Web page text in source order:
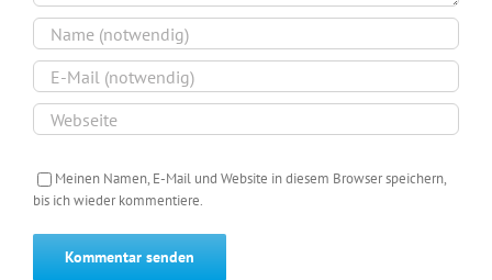
Meinen Namen, E-Mail und Website in diesem Browser speichern,
bis ich wieder kommentiere.